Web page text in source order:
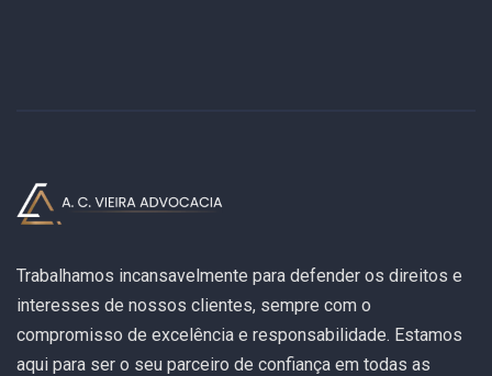
Trabalhamos incansavelmente para defender os direitos e
interesses de nossos clientes, sempre com o
compromisso de excelência e responsabilidade. Estamos
aqui para ser o seu parceiro de confiança em todas as